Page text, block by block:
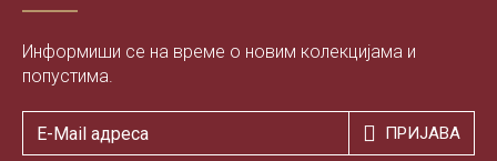
Информиши се на време о новим колекцијама и
попустима.
ПРИЈАВА